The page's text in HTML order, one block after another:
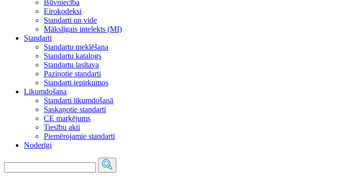
Būvniecība
Eirokodeksi
Standarti un vide
Mākslīgais intelekts (MI)
Standarti
Standartu meklēšana
Standartu katalogs
Standartu lasītava
Paziņotie standarti
Standarti iepirkumos
Likumdošana
Standarti likumdošanā
Saskaņotie standarti
CE marķējums
Tiesību akti
Piemērojamie standarti
Noderīgi